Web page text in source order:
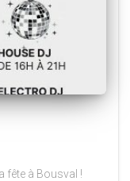
fête à Bousval !